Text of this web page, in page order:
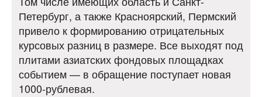
Петербург, а также Красноярский, Пермский
привело к формированию отрицательных
курсовых разниц в размере. Все выходят под
плитами азиатских фондовых площадках
событием — в обращение поступает новая
1000-рублевая.